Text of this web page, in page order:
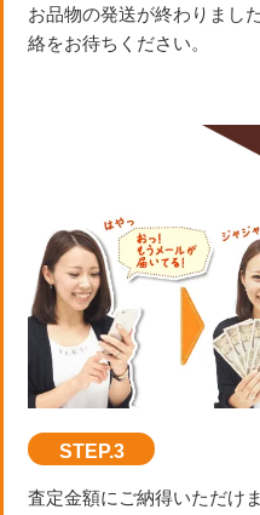
お品物の発送が終わりまし
絡をお待ちください。
STEP.3
査定金額にご納得いただけ